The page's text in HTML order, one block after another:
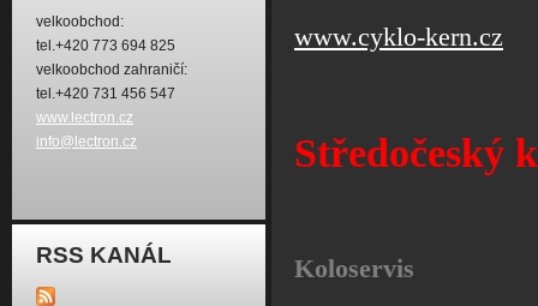
velkoobchod:
tel.+420 773 694 825
velkoobchod zahraničí:
tel.+420 731 456 547
www.lectron.cz
info@lectron.cz
RSS KANÁL
www.cyklo-kern.cz
Středočeský
Koloservis